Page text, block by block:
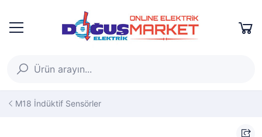
M18 İndüktif Sensörler